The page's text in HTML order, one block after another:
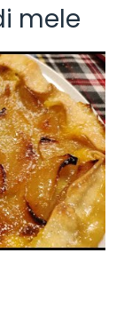
mele